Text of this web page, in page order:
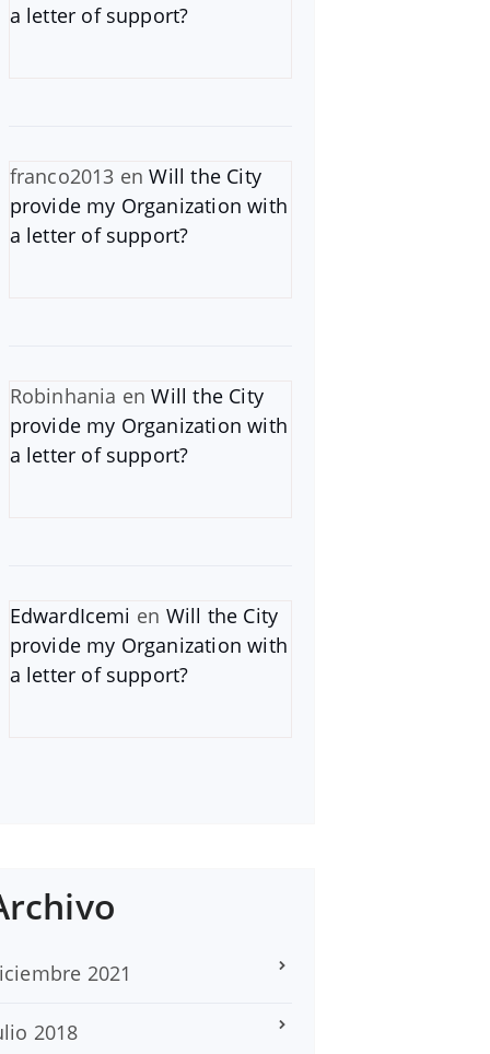
a letter of support?
franco2013 enWill the City
provide my Organization with
a letter of support?
Robinhania enWill the City
provide my Organization with
a letter of support?
EdwardIcemi en Will the City
provide my Organization with
a letter of support?
2021
2018